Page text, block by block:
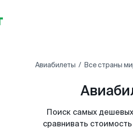
Авиабилеты Все страны
Поиск самых
сравнивать